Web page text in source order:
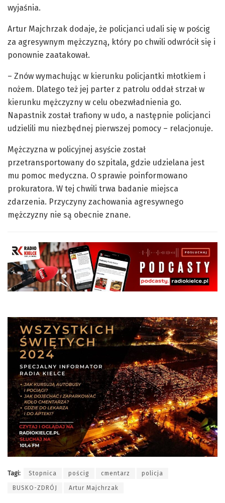
wyjaśnia.
Artur Majchrzak dodaje, że policjanci udali się w pościg
za agresywnym mężczyzną, który po chwili odwrócił się i
ponownie zaatakował.
– Znów wymachując w kierunku policjantki młotkiem i
nożem. Dlatego też jej parter z patrolu oddał strzał w
kierunku mężczyzny w celu obezwładnienia go.
Napastnik został trafiony w udo, a następnie policjanci
udzielili mu niezbędnej pierwszej pomocy – relacjonuje.
Mężczyzna w policyjnej asyście został
przetransportowany do szpitala, gdzie udzielana jest
mu pomoc medyczna. O sprawie poinformowano
prokuratora. W tej chwili trwa badanie miejsca
zdarzenia. Przyczyny zachowania agresywnego
mężczyzny nie są obecnie znane.
Tagi: Stopnica pościg cmentarz policja
BUSKO-ZDRÓJ Artur Majchrzak